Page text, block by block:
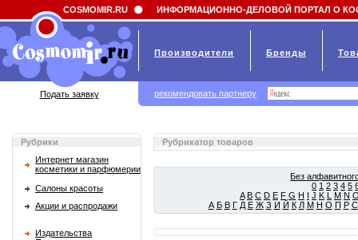
Field 'news_title' doesn't have a default value
Рубрики
Интернет магазин
косметики и парфюмерии
Салоны красоты
Акции и распродажи
Издательства
Рубрикатор товаров
Без
0 1 2 3 4 5
A B C D E F G H I J K L M N
А Б В Г Д Е Ж З И Й К Л М Н О П Р С
COSMOMIR.RU ИНФОРМАЦИОННО-ДЕЛОВОЙ ПОРТАЛ О
Производители Бренды
Подать заявку рекомендовать партнеру